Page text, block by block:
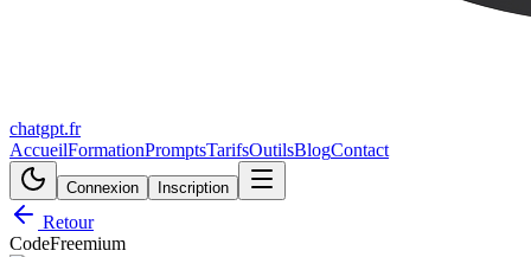
chatgpt.fr
AccueilFormationPromptsTarifsOutilsBlogContact
Connexion Inscription
Retour
CodeFreemium